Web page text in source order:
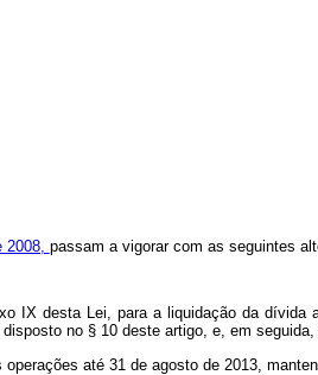
passam a vigorar com as seguintes
IX desta Lei, para a liquidação da
no § 10 deste artigo, e, em
até 31 de agosto de 2013,